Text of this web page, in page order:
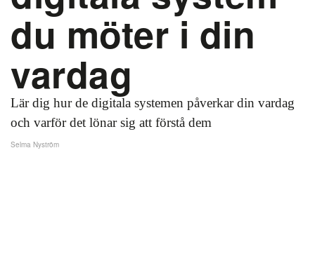
du möter i din
vardag
Lär dig hur de digitala systemen påverkar din vardag
och varför det lönar sig att förstå dem
Selma Nyström